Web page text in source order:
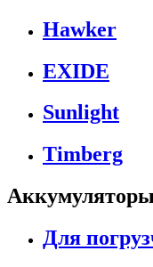
Hawker
EXIDE
Sunlight
Timberg
Для